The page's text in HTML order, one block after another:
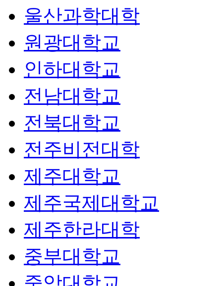
울산과학대학
원광대학교
인하대학교
전남대학교
전북대학교
전주비전대학
제주대학교
제주국제대학교
제주한라대학
중부대학교